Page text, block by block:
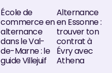
École de
commerce en
alternance
dans le Val-
de-Marne : le
guide Villejuif
Alternance
en Essonne :
trouver ton
contrat à
Évry avec
Athena